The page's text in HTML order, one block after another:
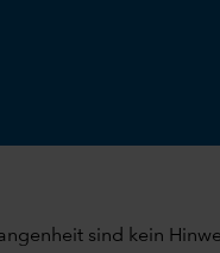
sind kein